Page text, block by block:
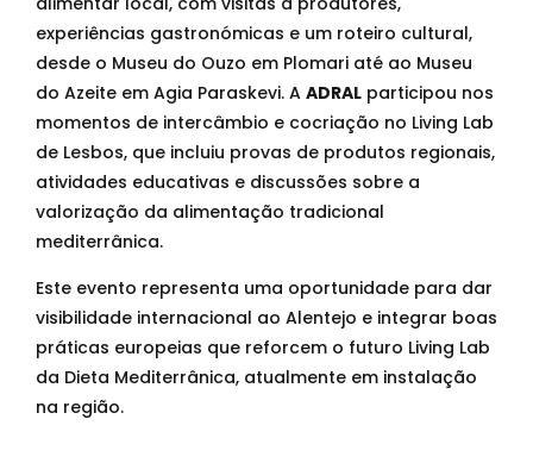
experiências gastronómicas e um roteiro cultural,
desde o Museu do Ouzo em Plomari até ao Museu
do Azeite em Agia Paraskevi. A ADRAL participou nos
momentos de intercâmbio e cocriação no Living Lab
de Lesbos, que incluiu provas de produtos regionais,
atividades educativas e discussões sobre a
valorização da alimentação tradicional
mediterrânica.
Este evento representa uma oportunidade para dar
visibilidade internacional ao Alentejo e integrar boas
práticas europeias que reforcem o futuro Living Lab
da Dieta Mediterrânica, atualmente em instalação
na região.